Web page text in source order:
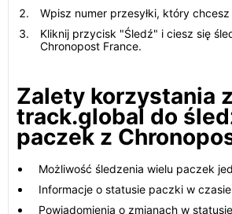
Wpisz numer przesyłki, który
Kliknij przycisk "Śledź" i ciesz się
Chronopost France.
Zalety korzystania
track.global do
paczek z
Możliwość śledzenia wielu paczek
Informacje o statusie paczki w
Powiadomienia o zmianach w